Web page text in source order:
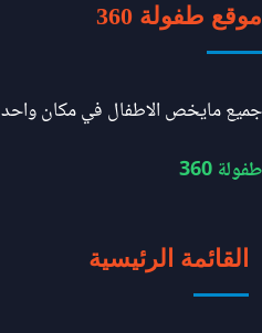
موقع طفولة 360
جميع مايخص الاطفال في مكان واحد
طفولة 360
القائمة الرئيسية